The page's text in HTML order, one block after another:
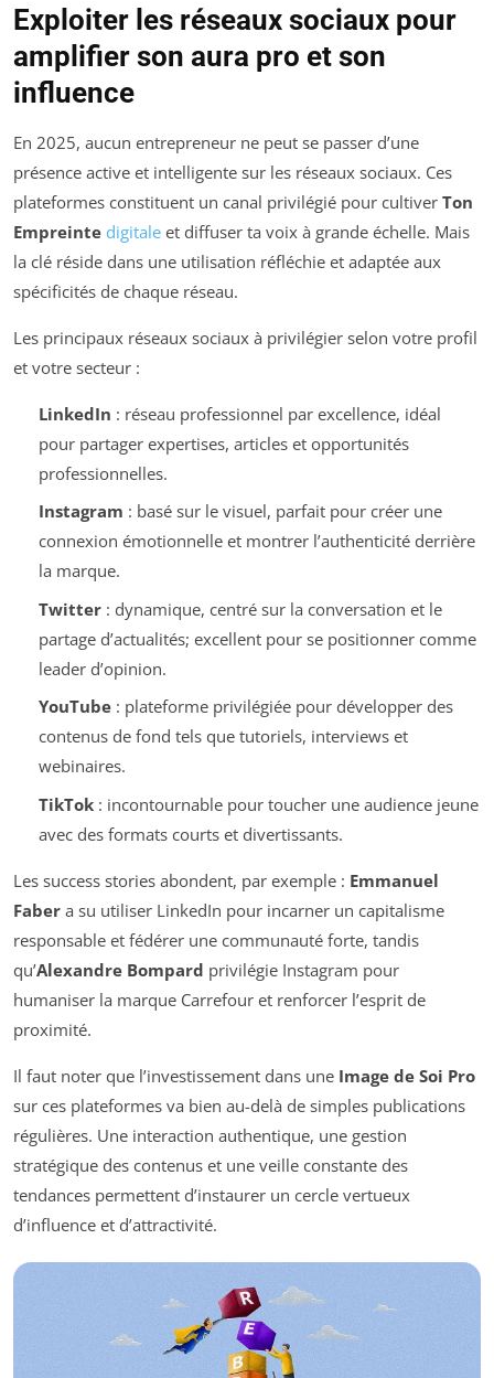
Exploiter les réseaux sociaux pour
amplifier son aura pro et son
influence
En 2025, aucun entrepreneur ne peut se passer d’une
présence active et intelligente sur les réseaux sociaux. Ces
plateformes constituent un canal privilégié pour cultiver Ton
Empreinte digitale et diffuser ta voix à grande échelle. Mais
la clé réside dans une utilisation réfléchie et adaptée aux
spécificités de chaque réseau.
Les principaux réseaux sociaux à privilégier selon votre profil
et votre secteur :
LinkedIn : réseau professionnel par excellence, idéal
pour partager expertises, articles et opportunités
professionnelles.
Instagram : basé sur le visuel, parfait pour créer une
connexion émotionnelle et montrer l’authenticité derrière
la marque.
Twitter: dynamique, centré sur la conversation et le
partage d’actualités; excellent pour se positionner comme
leader d’opinion.
YouTube: plateforme privilégiée pour développer des
contenus de fond tels que tutoriels, interviews et
webinaires.
TikTok: incontournable pour toucher une audience jeune
avec des formats courts et divertissants.
Les success stories abondent, par exemple : Emmanuel
Faber a su utiliser LinkedIn pour incarner un capitalisme
responsable et fédérer une communauté forte, tandis
qu’Alexandre Bompard privilégie Instagram pour
humaniser la marque Carrefour et renforcer l’esprit de
proximité.
Il faut noter que l’investissement dans une Image de Soi Pro
sur ces plateformes va bien au-delà de simples publications
régulières. Une interaction authentique, une gestion
stratégique des contenus et une veille constante des
tendances permettent d’instaurer un cercle vertueux
d’influence et d’attractivité.